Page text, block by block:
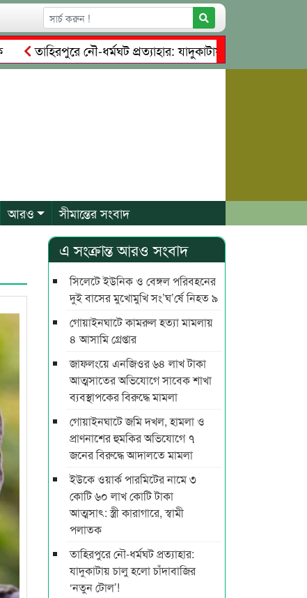
নৌ-ধর্মঘট প্রত্যাহার: যাদুকাটায় চালু হলো চাঁদাবাজির
সম্পত্তি দখলের চেষ্টা: গ্রেফতারের পর জামিনে মূক্ত রাসেল,
আরও সীমান্তের সংবাদ
এ সংক্রান্ত আরও সংবাদ
সিলেটে ইউনিক ও বেঙ্গল পরিবহনের
দুই বাসের মুখোমুখি সং’ঘ’র্ষে নিহত ৯
গোয়াইনঘাটে কামরুল হত্যা মামলায়
৪ আসামি গ্রেপ্তার
জাফলংয়ে এনজিওর ৬৪ লাখ টাকা
আত্মসাতের অভিযোগে সাবেক শাখা
ব্যবস্থাপকের বিরুদ্ধে মামলা
গোয়াইনঘাটে জমি দখল, হামলা ও
প্রাণনাশের হুমকির অভিযোগে ৭
জনের বিরুদ্ধে আদালতে মামলা
ইউকে ওয়ার্ক পারমিটের নামে ৩
কোটি ৬০ লাখ কোটি টাকা
আত্মসাৎ: স্ত্রী কারাগারে, স্বামী
পলাতক
তাহিরপুরে নৌ-ধর্মঘট প্রত্যাহার:
যাদুকাটায় চালু হলো চাঁদাবাজির
‘নতুন টোল’!